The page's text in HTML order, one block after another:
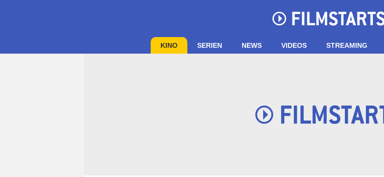
KINO SERIEN NEWS VIDEOS STREAMING